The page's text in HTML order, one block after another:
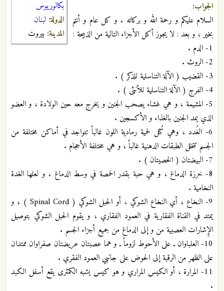
بكالوريوس
الدولة: لبنان
المدينة: بيروت
الجواب:
السلام عليكم و رحمة الله و بركاته ، و كل عام و أنتم
بخير ، و بعد : لا يجوز أكل الأجزاء التالية من الذبيحة :
1- الدم .
2- الروث .
3- القضيب ( الآلة التناسلية للذكر ) .
4- الفرج ( الآلة التناسلية للأنثى ) .
5- المشيمة ، و هي غشاء يصحب الجنين و يخرج معه حين الولادة ، و العضو
الذي يمد الجنين بالغذاء و الأكسجين .
6- الغُدد ، وهي كُتل لحمية رمادية اللون غالباً تتواجد في أماكن مختلفة من
الجسم تتخلل الطبقات الدهنية غالباً ، و هي مختلفة الأحجام .
7- البيضتان ( الخصيتان ) .
8- خرزة الدماغ ، و هي حبة بقدر الحمصة في وسط الدماغ ، و لعلها الغدة
النخامية .
9- النخاع ، أي النخاع الشوكي ، أو الحبل الشوكي ( Spinal Cord ) ، و
يمتد في القناة الفقارية في العمود الفقاري ، و يقوم الحبل الشوكي بتوصيل
الإِشارات العصبية من و إلى الدماغ من جميع أجزاء الجسم .
10- العلباوان ـ على الأحوط لزوماً ـ و هما عصبتان عريضتان صفراوان ممتدان
على الظهر من الرقبة إلى الحوض على جانبي العمود الفقري .
11- المرارة ، أو الكيس المراري و هو كيس يشبه الكمثرى يقع أسفل الكبد
.